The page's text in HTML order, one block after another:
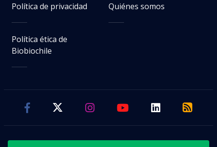
Política de privacidad Quiénes somos
Política ética de
Biobiochile